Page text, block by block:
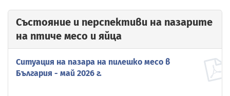
Състояние и перспективи на пазарите
на птиче месо и яйца
Ситуация на пазара на пилешко месо в
България - май 2026 г.